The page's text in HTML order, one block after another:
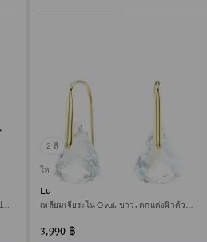
2 สี
ใหม่
Lunar ต่างหูทรงหยดน้ำ
เหลี่ยมเจียระไน Oval, ขาว, ตกแต่งผิวด้วย
3,990 ฿